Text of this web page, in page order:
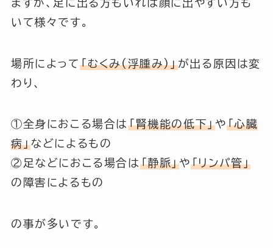
ますが、足に出る方もいれば顔に出やすい方も
いて様々です。
場所によって 「むくみ(浮腫み)」が出る原因は変
わり、
①全身におこる場合は「腎機能の低下」や「心臓
病」などによるもの
②足などにおこる場合は 「静脈」や 「リンパ管」
の障害によるもの
の事が多いです。